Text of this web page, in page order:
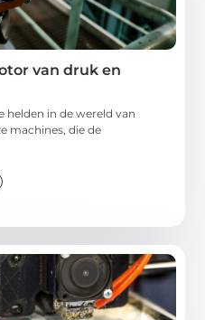
van druk en
helden in de wereld van
machines, die de